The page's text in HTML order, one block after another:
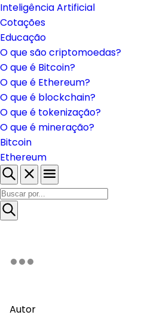
Inteligência Artificial
Cotações
Educação
O que são criptomoedas?
O que é Bitcoin?
O que é Ethereum?
O que é blockchain?
O que é tokenização?
O que é mineração?
Bitcoin
Ethereum
Autor